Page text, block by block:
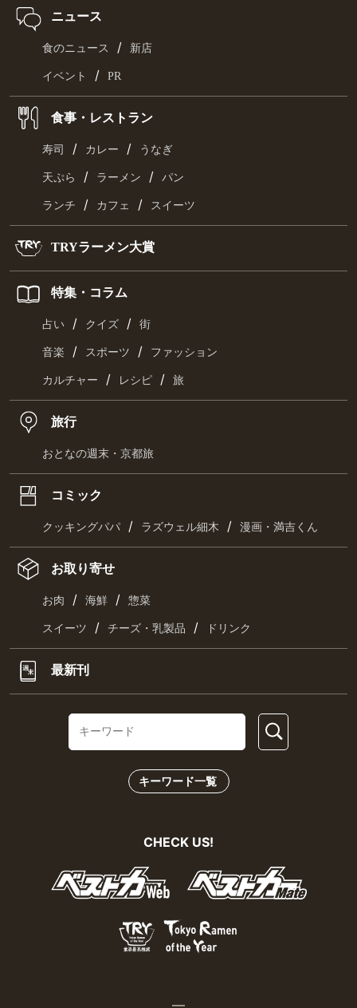
ニュース
食のニュース / 新店
イベント / PR
食事・レストラン
寿司 / カレー / うなぎ
天ぷら / ラーメン / パン
ランチ / カフェ / スイーツ
TRYラーメン大賞
特集・コラム
占い / クイズ / 街
音楽 / スポーツ / ファッション
カルチャー / レシピ / 旅
旅行
おとなの週末・京都旅
コミック
クッキングパパ / ラズウェル細木 / 漫画・満吉くん
お取り寄せ
お肉 / 海鮮 / 惣菜
スイーツ / チーズ・乳製品 / ドリンク
最新刊
キーワード一覧
CHECK US!